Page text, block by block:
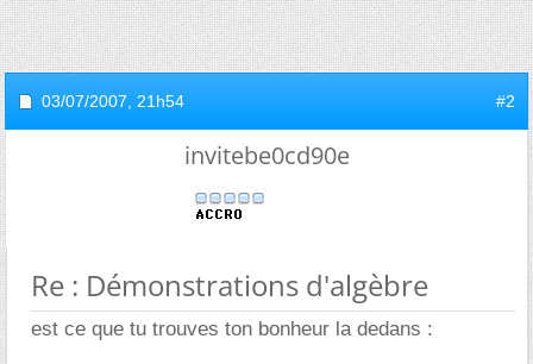
03/07/2007, 21h54 #2
invitebe0cd90e
Re : Démonstrations d'algèbre
est ce que tu trouves ton bonheur la dedans :